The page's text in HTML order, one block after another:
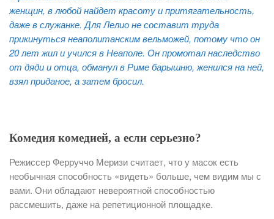
женщин, в любой найдет красоту и притягательность,
даже в служанке. Для Лелио не составит труда
прикинуться неаполитанским вельможей, потому что он
20 лет жил и учился в Неаполе. Он промотал наследство
от дяди и отца, обманул в Риме барышню, женился на ней,
взял приданое, а затем бросил.
Комедия комедией, а если серьезно?
Режиссер Ферруччо Меризи считает, что у масок есть
необычная способность «видеть» больше, чем видим мы с
вами. Они обладают невероятной способностью
рассмешить, даже на репетиционной площадке.